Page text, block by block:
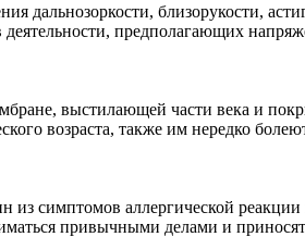
дальнозоркости, близорукости,
предполагающих
выстилающей части века и
возраста, также им нередко
из симптомов аллергической
привычными делами и